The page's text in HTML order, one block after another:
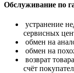
Обслуживание по
устранение
сервисных
обмен на
обмен на
возврат
счёт